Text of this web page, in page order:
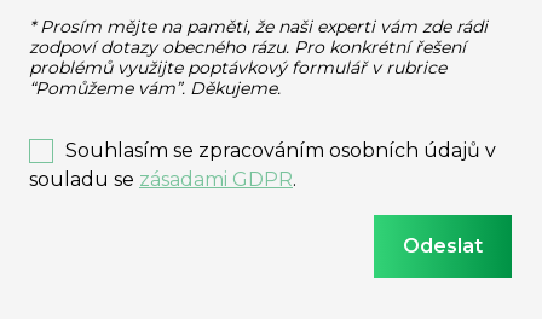
* Prosím mějte na paměti, že naši experti vám zde rádi
zodpoví dotazy obecného rázu. Pro konkrétní řešení
problémů využijte poptávkový formulář v rubrice
“Pomůžeme vám”. Děkujeme.
Souhlasím se zpracováním osobních údajů v
souladu se zásadami GDPR.